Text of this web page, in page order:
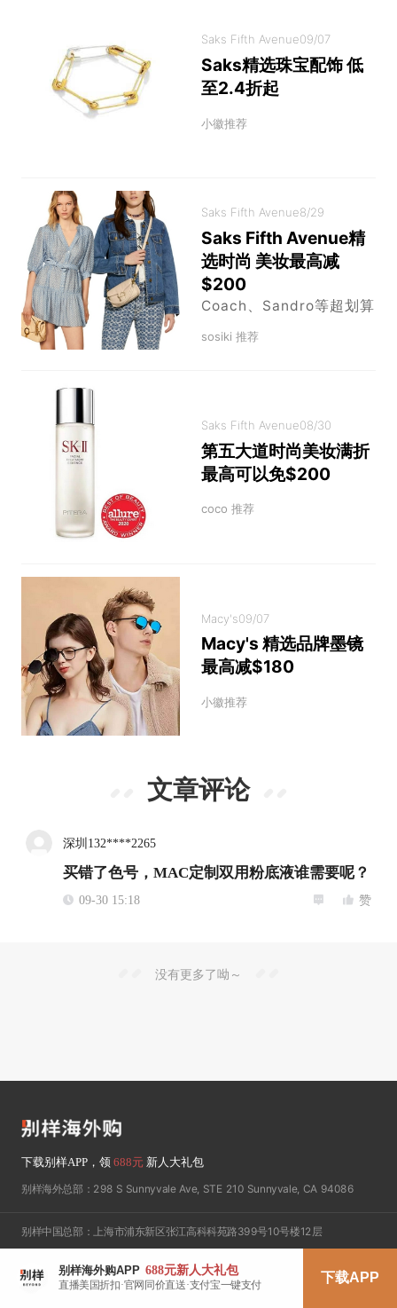
Saks Fifth Avenue09/07
Saks精选珠宝配饰 低
至2.4折起
小徽推荐
Saks Fifth Avenue8/29
Saks Fifth Avenue精
选时尚 美妆最高减
$200
Coach、Sandro等超划算
sosiki 推荐
Saks Fifth Avenue08/30
第五大道时尚美妆满折
最高可以免$200
coco 推荐
Macy's09/07
Macy's 精选品牌墨镜
最高减$180
小徽推荐
文章评论
深圳132****2265
买错了色号，MAC定制双用粉底液谁需要呢？
09-30 15:18 赞
没有更多了呦～
下载别样APP，领 688元新人大礼包
别样海外总部：298 S Sunnyvale Ave, STE 210 Sunnyvale, CA 94086
别样中国总部：上海市浦东新区张江高科科苑路399号10号楼12层
Copyright © 2015-2022, 上海别样秀数据科技有限公司, 上海市浦东新区张江高科科苑路399
号10号楼12层, 021-61514616, All rights reserved. 沪ICP备18004034号
别样海外购APP 688元新人大礼包
直播美国折扣·官网同价直送·支付宝一键支付 下载APP